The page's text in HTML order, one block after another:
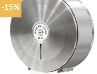
-15%
Add to
wishlist